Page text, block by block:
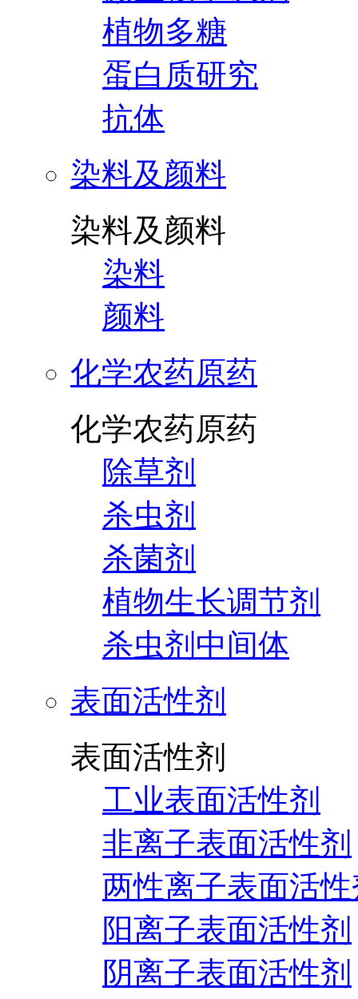
植物多糖
蛋白质研究
抗体
染料及颜料
染料及颜料
染料
颜料
化学农药原药
化学农药原药
除草剂
杀虫剂
杀菌剂
植物生长调节剂
杀虫剂中间体
表面活性剂
表面活性剂
工业表面活性剂
非离子表面活性剂
两性离子表面活
阳离子表面活性剂
阴离子表面活性剂